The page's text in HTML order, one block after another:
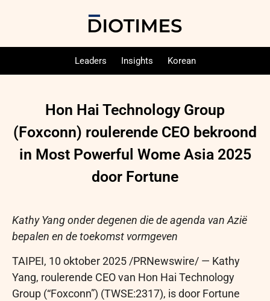
Leaders Insights Korean
Hon Hai Technology Group
(Foxconn) roulerende CEO bekroond
in Most Powerful Wome Asia 2025
door Fortune
Kathy Yangonder degenen die de agenda van Azië
bepalen en de toekomst vormgeven
TAIPEI, 10 oktober 2025/PRNewswire/ — Kathy
Yang, roulerende CEO van Hon Hai Technology
Group (“Foxconn”) (TWSE:2317), is door Fortune